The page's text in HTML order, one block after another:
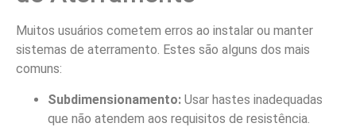
Muitos usuários cometem erros ao instalar ou manter
sistemas de aterramento. Estes são alguns dos mais
comuns:
Subdimensionamento: Usar hastes inadequadas
que não atendem aos requisitos de resistência.